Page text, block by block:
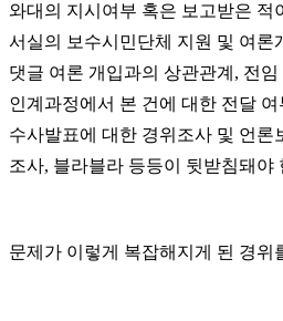
와대의 지시여부 혹은 보고받은 적
서실의 보수시민단체 지원 및 여론
댓글 여론 개입과의 상관관계 , 전임
인계과정에서 본 건에 대한 전달 여
수사발표에 대한 경위조사 및 언론
조사, 블라블라 등등이 뒷받침돼야
문제가 이렇게 복잡해지게 된 경위